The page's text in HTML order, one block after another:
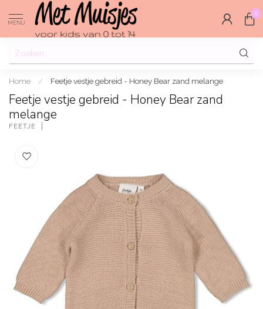
MENU
0
Home / Feetje vestje gebreid - Honey Bear zand melange
Feetje vestje gebreid - Honey Bear zand
melange
FEETJE